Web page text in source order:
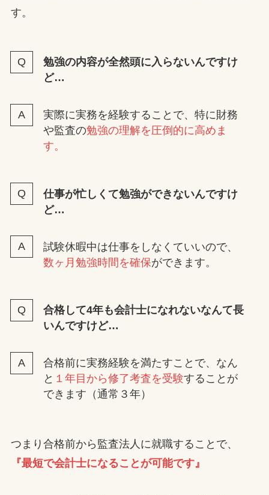
す。
勉強の内容が全然頭に入らないんですけ
ど…
実際に実務を経験することで、特に財務
や監査の勉強の理解を圧倒的に高めま
す。
仕事が忙しくて勉強ができないんですけ
ど…
試験休暇中は仕事をしなくていいので、
数ヶ月勉強時間を確保ができます。
合格して4年も会計士になれないなんて長
いんですけど…
合格前に実務経験を満たすことで、なん
と １年目から修了考査を受験することが
できます（通常３年）
つまり合格前から監査法人に就職することで、
『最短で会計士になることが可能です』